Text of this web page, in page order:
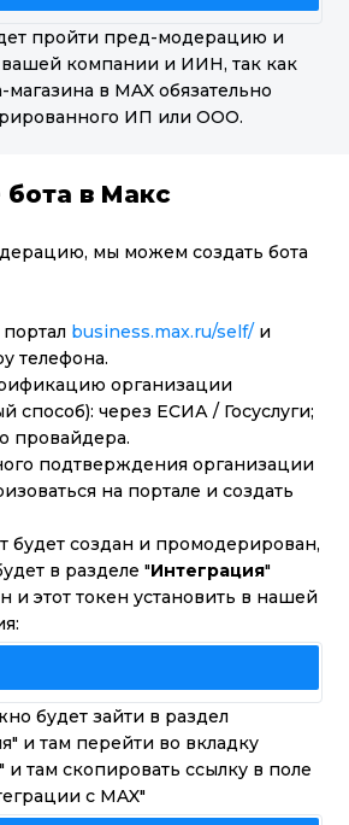
пройти пред-модерацию и
вашей компании и ИИН, так как
магазина в MAX обязательно
ИП или ООО.
в Макс
мы можем создать бота
business.max.ru/self/ и
телефона.
организации
способ): через ЕСИА / Госуслуги;
провайдера.
подтверждения организации
на портале и создать
будет создан и промодерирован,
в разделе "Интеграция"
и этот токен установить в нашей
будет зайти в раздел
и там перейти во вкладку
там скопировать ссылку в поле
с MAX"